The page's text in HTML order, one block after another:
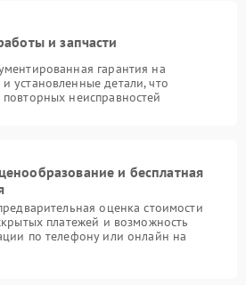
и запчасти
гарантия на
установленные детали, что
неисправностей
и бесплатная
оценка стоимости
платежей и возможность
по телефону или онлайн на